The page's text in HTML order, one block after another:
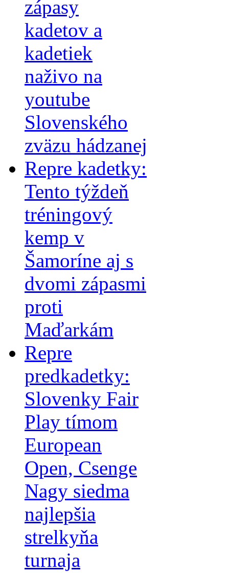
zápasy
kadetov a
kadetiek
naživo na
youtube
Slovenského
zväzu hádzanej
Repre kadetky:
Tento týždeň
tréningový
kemp v
Šamoríne aj s
dvomi zápasmi
proti
Maďarkám
Repre
predkadetky:
Slovenky Fair
Play tímom
European
Open, Csenge
Nagy siedma
najlepšia
strelkyňa
turnaja